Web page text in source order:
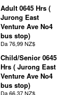
Adult 0645 Hrs (
Jurong East
Venture Ave No4
bus stop)
Da76,99 NZ$
Child/Senior 0645
Hrs ( Jurong East
Venture Ave No4
bus stop)
Da66,37 NZ$